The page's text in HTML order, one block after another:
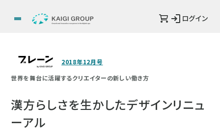
ログイン
2018年12月号
世界を舞台に活躍するクリエイターの新しい働き方
漢方らしさを生かしたデザインリニュ
ーアル